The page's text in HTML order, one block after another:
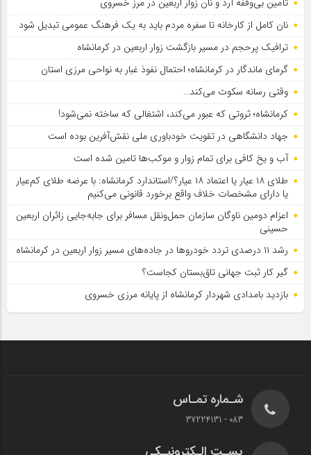
نان کامل از کارخانه تا سفره مردم باید به یک فرهنگ عمومی تبدیل شود
ترافیک پرحجم در مسیر بازگشت زوار اربعین در کرمانشاه
گرمای ماندگار در کرمانشاه؛ احتمال نفوذ غبار به نواحی مرزی استان
وقتی رسانه سکوت می‌کند…
کرمانشاه؛ ثروتی که عبور می‌کند، اشتغالی که ساخته نمی‌شود!
جهاد دانشگاهی در تقویت خودباوری ملی نقش‌آفرین بوده است
آب و یخ کافی برای تمام زوار و موکب‌ها تامین شده است
طلای ۱۸ عیار یا اعتماد ۱۸ عیار؟/استاندارد کرمانشاه: با عرضه طلای کم‌عیار
یا دارای مشخصات خلاف واقع برخورد قانونی می‌کنیم
اعزام دومین ناوگان سازمان حمل‌ونقل مسافر برای جابه‌جایی زائران اربعین
حسینی
رشد ۱۱ درصدی تردد خودروها در جاده‌های مسیر زوار اربعین در کرمانشاه
گیر کار ثبت جهانی تاق‌بستان کجاست؟
بازدید بامدادی شهردار کرمانشاه از پایانه مرزی خسروی
شـماره تمـاس
083 - 37224131